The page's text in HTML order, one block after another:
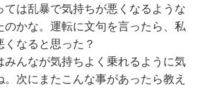
ては乱暴で気持ちが悪くなるような
のかな。運転に文句を言ったら、私
くなると思った？
みんなが気持ちよく乗れるように気
。次にまたこんな事があったら教え